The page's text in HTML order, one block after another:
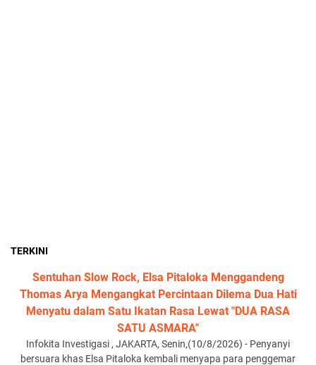
TERKINI
Sentuhan Slow Rock, Elsa Pitaloka Menggandeng
Thomas Arya Mengangkat Percintaan Dilema Dua Hati
Menyatu dalam Satu Ikatan Rasa Lewat "DUA RASA
SATU ASMARA"
Infokita Investigasi , JAKARTA, Senin,(10/8/2026) - Penyanyi
bersuara khas Elsa Pitaloka kembali menyapa para penggemar